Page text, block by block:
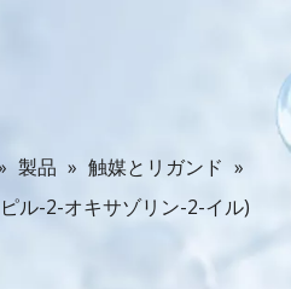
製品 » 触媒とリガンド »
ル-2-オキサゾリン-2-イル)